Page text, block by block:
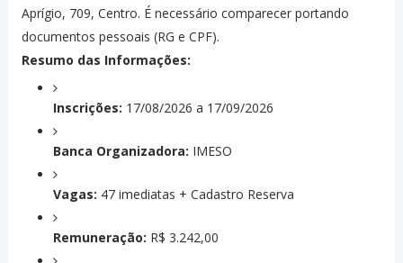
Aprígio, 709, Centro. É necessário comparecer portando
documentos pessoais (RG e CPF).
Resumo das Informações:
Inscrições: 17/08/2026 a 17/09/2026
Banca Organizadora: IMESO
Vagas: 47 imediatas + Cadastro Reserva
Remuneração: R$ 3.242,00